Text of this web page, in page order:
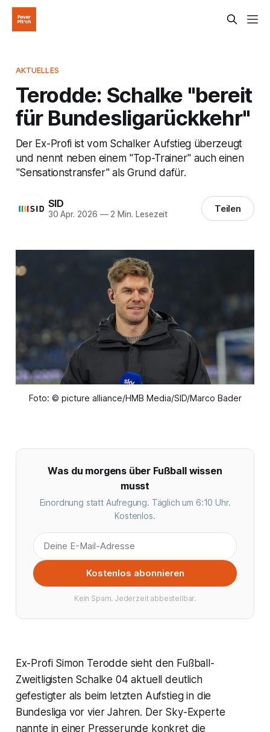
AKTUELLES
Terodde: Schalke "bereit
für Bundesligarückkehr"
Der Ex-Profi ist vom Schalker Aufstieg überzeugt
und nennt neben einem "Top-Trainer" auch einen
"Sensationstransfer" als Grund dafür.
SID
30 Apr. 2026 —2 Min. Lesezeit Teilen
Foto: © picture alliance/HMB Media/SID/Marco Bader
Was du morgens über Fußball wissen
musst
Einordnung statt Aufregung. Täglich um 6:10 Uhr.
Kostenlos.
Kostenlos abonnieren
Kein Spam. Jederzeit abbestellbar.
Ex-Profi Simon Terodde sieht den Fußball-
Zweitligisten Schalke 04 aktuell deutlich
gefestigter als beim letzten Aufstieg in die
Bundesliga vor vier Jahren. Der Sky-Experte
nannte in einer Presserunde konkret die